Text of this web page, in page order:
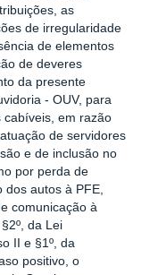
as
de irregularidade
de elementos
de deveres
da presente
- OUV, para
cabíveis, em razão
de servidores
e de inclusão no
por perda de
autos à PFE,
comunicação à
da Lei
II e §1º, da
positivo, o